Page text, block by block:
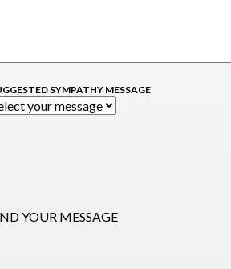
SYMPATHY MESSAGE
YOUR MESSAGE